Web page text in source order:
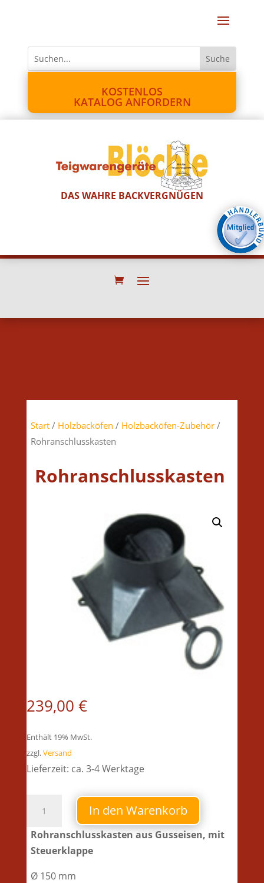
KOSTENLOS
KATALOG ANFORDERN
DAS WAHRE BACKVERGNÜGEN
Start/ Holzbacköfen / Holzbacköfen-Zubehör/
Rohranschlusskasten
Rohranschlusskasten
239,00 €
Enthält 19% MwSt.
zzgl.Versand
Lieferzeit: ca. 3-4 Werktage
Rohranschlusskasten
Menge
In den Warenkorb
Rohranschlusskasten aus Gusseisen, mit
Steuerklappe
Ø 150 mm